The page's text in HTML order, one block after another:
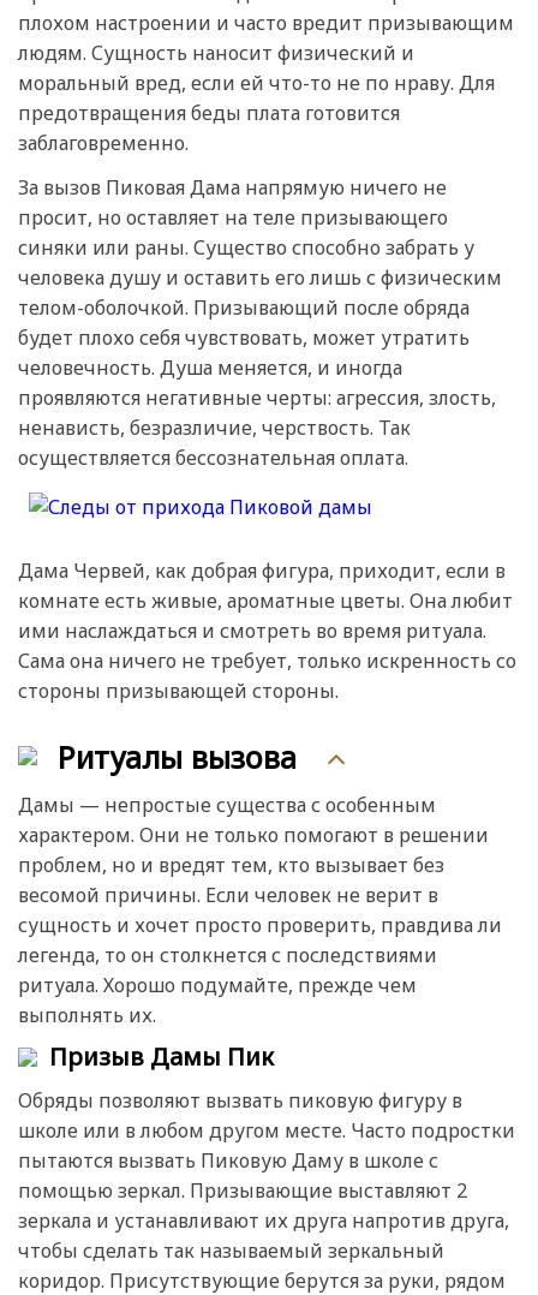
плохом настроении и часто вредит призывающим
людям. Сущность наносит физический и
моральный вред, если ей что-то не по нраву. Для
предотвращения беды плата готовится
заблаговременно.
За вызов Пиковая Дама напрямую ничего не
просит, но оставляет на теле призывающего
синяки или раны. Существо способно забрать у
человека душу и оставить его лишь с физическим
телом-оболочкой. Призывающий после обряда
будет плохо себя чувствовать, может утратить
человечность. Душа меняется, и иногда
проявляются негативные черты: агрессия, злость,
ненависть, безразличие, черствость. Так
осуществляется бессознательная оплата.
Дама Червей, как добрая фигура, приходит, если в
комнате есть живые, ароматные цветы. Она любит
ими наслаждаться и смотреть во время ритуала.
Сама она ничего не требует, только искренность со
стороны призывающей стороны.
Ритуалы вызова
Дамы — непростые существа с особенным
характером. Они не только помогают в решении
проблем, но и вредят тем, кто вызывает без
весомой причины. Если человек не верит в
сущность и хочет просто проверить, правдива ли
легенда, то он столкнется с последствиями
ритуала. Хорошо подумайте, прежде чем
выполнять их.
Призыв Дамы Пик
Обряды позволяют вызвать пиковую фигуру в
школе или в любом другом месте. Часто подростки
пытаются вызвать Пиковую Даму в школе с
помощью зеркал. Призывающие выставляют 2
зеркала и устанавливают их друга напротив друга,
чтобы сделать так называемый зеркальный
коридор. Присутствующие берутся за руки, рядом